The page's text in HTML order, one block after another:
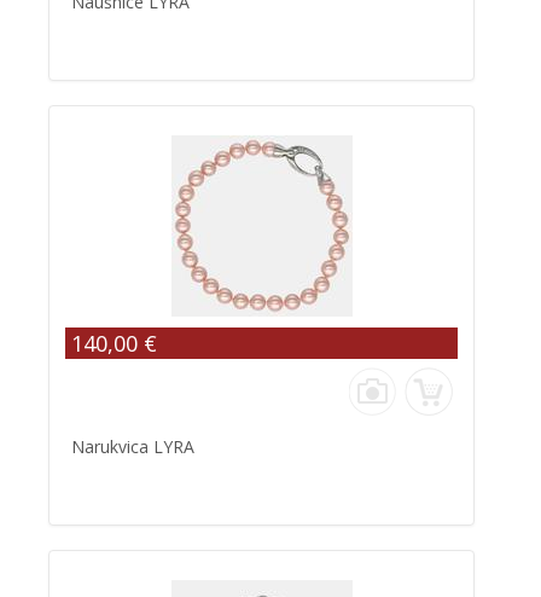
140,00 €
Narukvica LYRA